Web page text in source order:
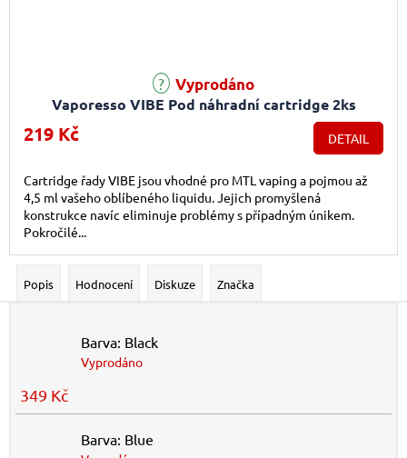
Vaporesso VIBE Pod náhradní cartridge 2ks
Vyprodáno
219 Kč DETAIL
Cartridge řady VIBE jsou vhodné pro MTL vaping a pojmou až
4,5 ml vašeho oblíbeného liquidu. Jejich promyšlená
konstrukce navíc eliminuje problémy s případným únikem.
Pokročilé...
Popis Hodnocení Diskuze Značka
Barva: Black
Vyprodáno
349 Kč
Barva: Blue